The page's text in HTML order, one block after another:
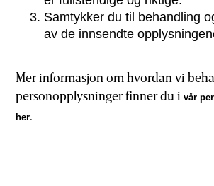
Samtykker du til behandling
av de innsendte
Mer informasjon om hvordan vi
personopplysninger finner du ivår
her.